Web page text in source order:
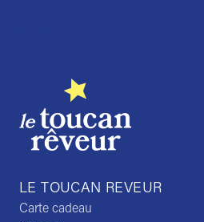
LE TOUCAN REVEUR
Carte cadeau